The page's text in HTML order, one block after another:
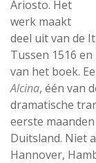
Ariosto. Het
werk maakt
deel uit van de
Tussen 1516
van het boek.
Alcina, één van
dramatische
eerste
Duitsland. Niet
Hannover,